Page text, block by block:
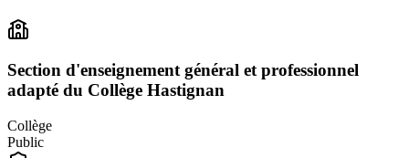
Section d'enseignement général et professionnel
adapté du Collège Hastignan
Collège
Public